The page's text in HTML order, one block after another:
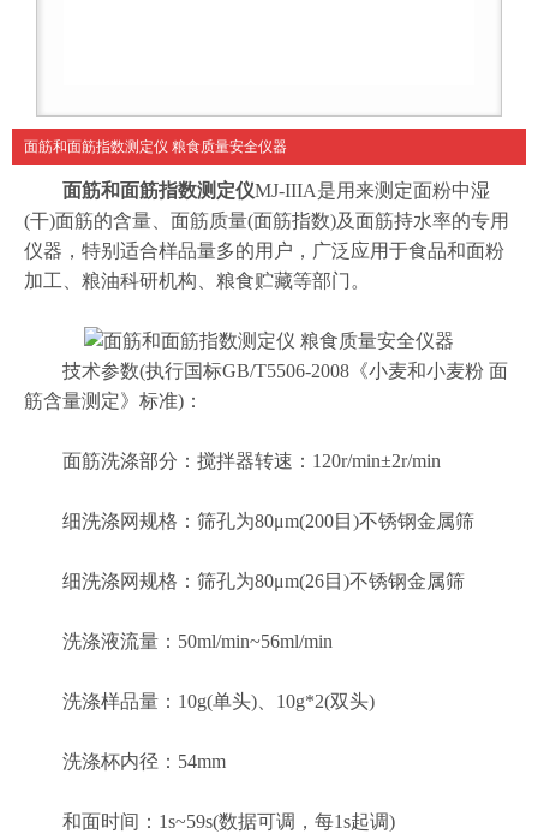
面筋和面筋指数测定仪 粮食质量安全仪器
面筋和面筋指数测定仪MJ-IIIA是用来测定面粉中湿
(干)面筋的含量、面筋质量(面筋指数)及面筋持水率的专用
仪器，特别适合样品量多的用户，广泛应用于食品和面粉
加工、粮油科研机构、粮食贮藏等部门。
技术参数(执行国标GB/T5506-2008《小麦和小麦粉 面
筋含量测定》标准)：
面筋洗涤部分：搅拌器转速：120r/min±2r/min
细洗涤网规格：筛孔为80μm(200目)不锈钢金属筛
细洗涤网规格：筛孔为80μm(26目)不锈钢金属筛
洗涤液流量：50ml/min~56ml/min
洗涤样品量：10g(单头)、10g*2(双头)
洗涤杯内径：54mm
和面时间：1s~59s(数据可调，每1s起调)